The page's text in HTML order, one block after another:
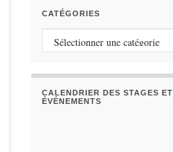
CATÉGORIES
Catégories
CALENDRIER DES STAGES ET
ÉVÉNEMENTS